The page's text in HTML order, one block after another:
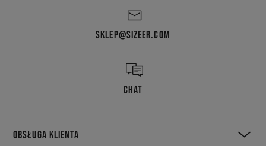
SKLEP@SIZEER.COM
CHAT
OBSŁUGA KLIENTA